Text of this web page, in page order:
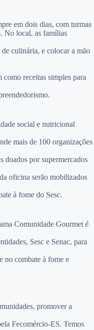
em dois dias, com turmas
No local, as famílias
de culinária, e colocar a mão
receitas simples para
social e nutricional
mais de 100 organizações
doados por supermercados
oficina serão mobilizados
à fome do Sesc.
Comunidade Gourmet é
Sesc e Senac, para
no combate à fome e
promover a
Fecomércio-ES. Temos